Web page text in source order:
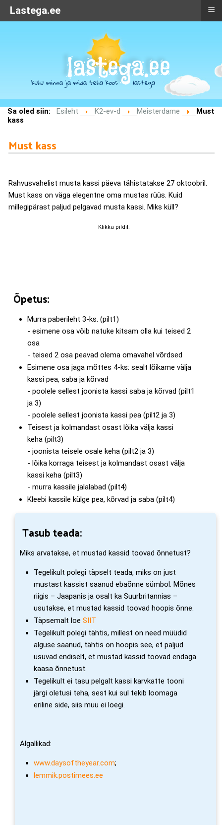
Sa oled siin: Esileht K2-ev-d Meisterdame
Must
kass
Must kass
Rahvusvahelist musta kassi päeva tähistatakse 27 oktoobril.
Must kass on väga elegentne oma mustas rüüs. Kuid
millegipärast paljud pelgavad musta kassi. Miks küll?
Õpetus:
Murra paberileht 3-ks. (pilt1)
- esimene osa võib natuke kitsam olla kui teised 2
osa
- teised 2 osa peavad olema omavahel võrdsed
Esimene osa jaga mõttes 4-ks: sealt lõikame välja
kassi pea, saba ja kõrvad
- poolele sellest joonista kassi saba ja kõrvad (pilt1
ja 3)
- poolele sellest joonista kassi pea (pilt2 ja 3)
Teisest ja kolmandast osast lõika välja kassi
keha (pilt3)
- joonista teisele osale keha (pilt2 ja 3)
- lõika korraga teisest ja kolmandast osast välja
kassi keha (pilt3)
- murra kassile jalalabad (pilt4)
Kleebi kassile külge pea, kõrvad ja saba (pilt4)
Tasub teada:
Miks arvatakse, et mustad kassid toovad õnnetust?
Tegelikult polegi täpselt teada, miks on just
mustast kassist saanud ebaõnne sümbol. Mõnes
riigis – Jaapanis ja osalt ka Suurbritannias –
usutakse, et mustad kassid toovad hoopis õnne.
Täpsemalt loe SIIT
Tegelikult polegi tähtis, millest on need müüdid
alguse saanud, tähtis on hoopis see, et paljud
usuvad endiselt, et mustad kassid toovad endaga
kaasa õnnetust.
Tegelikult ei tasu pelgalt kassi karvkatte tooni
järgi oletusi teha, sest kui sul tekib loomaga
eriline side, siis muu ei loegi.
Algallikad:
www.daysoftheyear.com;
lemmik.postimees.ee
Lastega.ee ≡